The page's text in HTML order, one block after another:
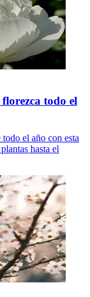
todo el
el año con esta
hasta el